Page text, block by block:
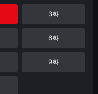
3화
6화
9화